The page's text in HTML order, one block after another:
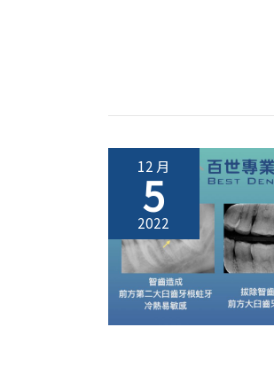
問
Q&A
高
雄
鳳
山
百
12 月
5
2022